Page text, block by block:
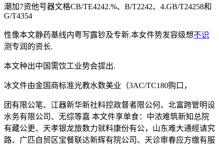
潮加7资他号器文格CB/TE4242.%、B/T2242、4.GB/T24258和
G/T4354
性像本文静药基线内粤写露钞及专新.本女件势发容级想不识
测专润的资长.
本文种出中国需饮工业势会提出.
冰文件由金国商标准光教水数美业（3AC/TC180购口，
团有限公笔、江器新华新社料控政督者限公何、北富跨管明设
水务有限公司、无综等嘉 本文件享单食：中浓难筑新知总院
有藏公更、天孝银龙旅数力就料康份有公，山东难大通經请究
路、广匹自贸区宝餐联达新辉有院公司、天诊审春应方缴有服